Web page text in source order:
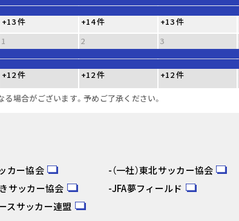
+13 件 +14 件 +13 件
1 2 3
+12 件 +12 件 +12 件
場合がございます。予めご了承ください。
カー協会 （一社）東北サッカー協会
サッカー協会
JFA夢フィールド
スサッカー連盟